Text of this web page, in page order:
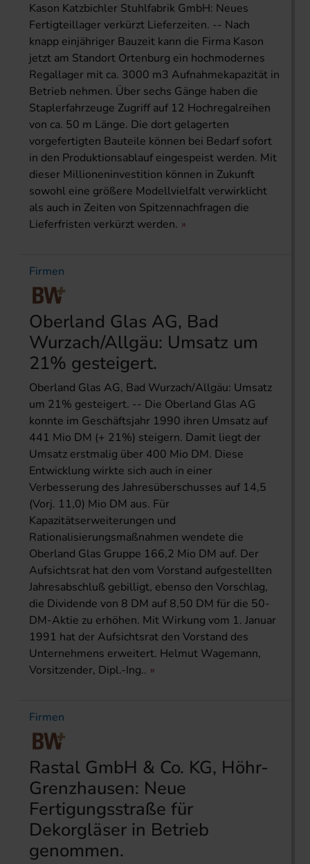
Kason Katzbichler Stuhlfabrik GmbH: Neues
Fertigteillager verkürzt Lieferzeiten. -- Nach
knapp einjähriger Bauzeit kann die Firma Kason
jetzt am Standort Ortenburg ein hochmodernes
Regallager mit ca. 3000 m3 Aufnahmekapazität in
Betrieb nehmen. Über sechs Gänge haben die
Staplerfahrzeuge Zugriff auf 12 Hochregalreihen
von ca. 50 m Länge. Die dort gelagerten
vorgefertigten Bauteile können bei Bedarf sofort
in den Produktionsablauf eingespeist werden. Mit
dieser Millioneninvestition können in Zukunft
sowohl eine größere Modellvielfalt verwirklicht
als auch in Zeiten von Spitzennachfragen die
Lieferfristen verkürzt werden.
Firmen
Oberland Glas AG, Bad
Wurzach/Allgäu: Umsatz um
21% gesteigert.
Oberland Glas AG, Bad Wurzach/Allgäu: Umsatz
um 21% gesteigert. -- Die Oberland Glas AG
konnte im Geschäftsjahr 1990 ihren Umsatz auf
441 Mio DM (+ 21%) steigern. Damit liegt der
Umsatz erstmalig über 400 Mio DM. Diese
Entwicklung wirkte sich auch in einer
Verbesserung des Jahresüberschusses auf 14,5
(Vorj. 11,0) Mio DM aus. Für
Kapazitätserweiterungen und
Rationalisierungsmaßnahmen wendete die
Oberland Glas Gruppe 166,2 Mio DM auf. Der
Aufsichtsrat hat den vom Vorstand aufgestellten
Jahresabschluß gebilligt, ebenso den Vorschlag,
die Dividende von 8 DM auf 8,50 DM für die 50-
DM-Aktie zu erhöhen. Mit Wirkung vom 1. Januar
1991 hat der Aufsichtsrat den Vorstand des
Unternehmens erweitert. Helmut Wagemann,
Vorsitzender, Dipl.-Ing..
Firmen
Rastal GmbH & Co. KG, Höhr-
Grenzhausen: Neue
Fertigungsstraße für
Dekorgläser in Betrieb
genommen.